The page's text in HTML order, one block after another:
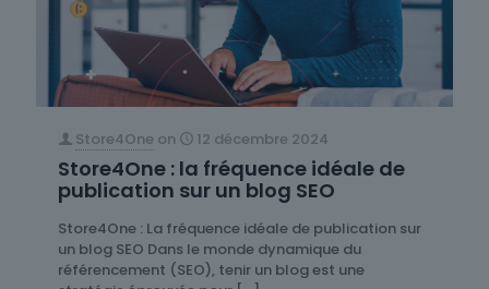
Store4One on 12 décembre 2024
Store4One : la fréquence idéale de
publication sur un blog SEO
Store4One : La fréquence idéale de publication sur
un blog SEO Dans le monde dynamique du
référencement (SEO), tenir un blog est une